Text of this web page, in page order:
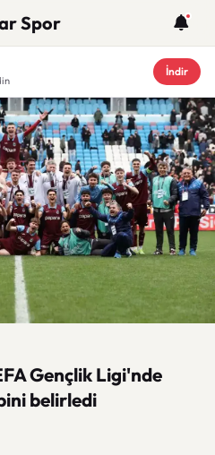
Spor
İndir
Gençlik Ligi'nde
belirledi